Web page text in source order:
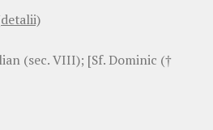
(sec. VIII); [Sf. Dominic (†